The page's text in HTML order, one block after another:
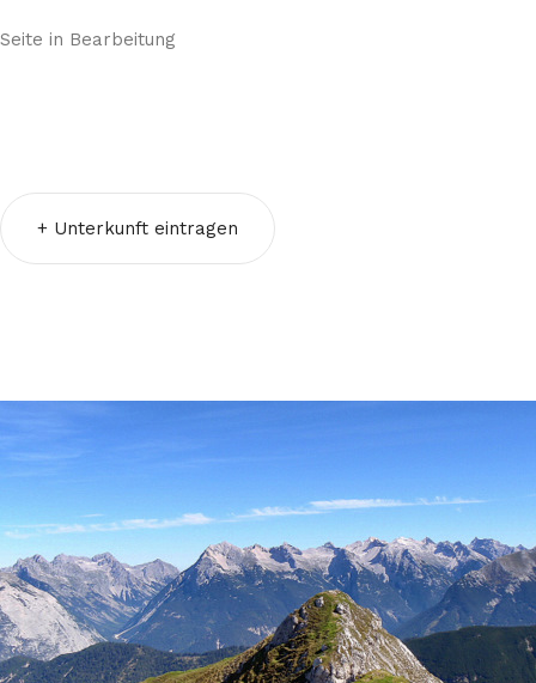
Seite in Bearbeitung
+ Unterkunft eintragen